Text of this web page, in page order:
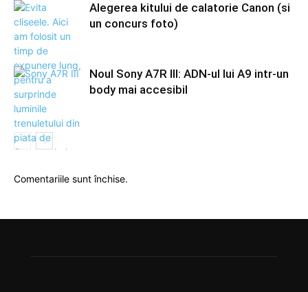
Alegerea kitului de calatorie Canon (si
un concurs foto)
Noul Sony A7R III: ADN-ul lui A9 intr-un
body mai accesibil
Comentariile sunt închise.